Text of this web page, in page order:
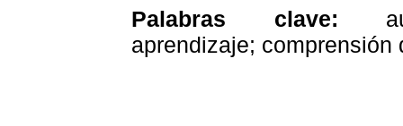
Palabras clave:
aprendizaje; comprensión